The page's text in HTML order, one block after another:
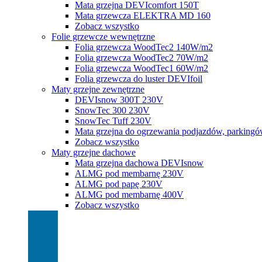
Mata grzejna DEVIcomfort 150T
Mata grzewcza ELEKTRA MD 160
Zobacz wszystko
Folie grzewcze wewnętrzne
Folia grzewcza WoodTec2 140W/m2
Folia grzewcza WoodTec2 70W/m2
Folia grzewcza WoodTec1 60W/m2
Folia grzewcza do luster DEVIfoil
Maty grzejne zewnętrzne
DEVIsnow 300T 230V
SnowTec 300 230V
SnowTec Tuff 230V
Mata grzejna do ogrzewania podjazdów,
Zobacz wszystko
Maty grzejne dachowe
Mata grzejna dachowa DEVIsnow
ALMG pod membarnę 230V
ALMG pod papę 230V
ALMG pod membarnę 400V
Zobacz wszystko